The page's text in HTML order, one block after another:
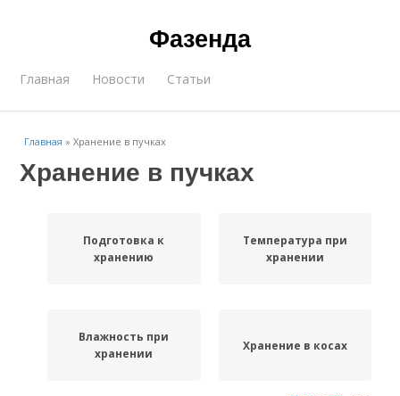
Фазенда
Главная Новости Статьи
Главная »Хранение в пучках
Хранение в пучках
Подготовка к
хранению
Температура при
хранении
Влажность при
хранении
Хранение в косах